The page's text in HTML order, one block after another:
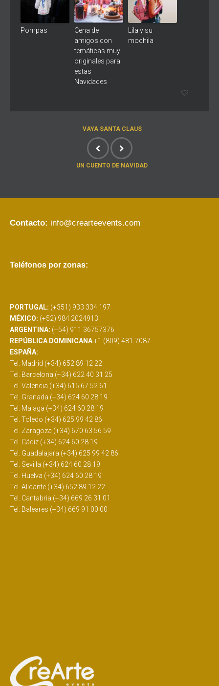
Pompas
Cena de
amigos con
temáticas muy
originales para
estas
Navidades
Lila y su
mochila
VAYA SANTA CLAUS
UN CUENTO DE NAVIDAD
Contacto: info@crearteevents.com
Teléfonos por zonas:
PORTUGAL: (+351) 933 334 197
MÉXICO: (+52) 984 2024913
ARGENTINA: (+54) 911 36757376
REPÚBLICA DOMINICANA+1 (809) 481-7087
ESPAÑA:
Tel. Madrid (+34) 652 89 12 22
Tel. Barcelona (+34) 622 40 31 25
Tel. Valencia (+34) 615 67 52 61
Tel. Granada (+34) 624 60 28 19
Tel. Málaga (+34) 624 60 28 19
Tel. Toledo (+34) 625 99 42 86
Tel. Zaragoza (+34) 670 63 56 59
Tel. Cádiz (+34) 624 60 28 19
Tel. Guadalajara (+34) 625 99 42 86
Tel. Sevilla (+34) 624 60 28 19
Tel. Huelva (+34) 624 60 28 19
Tel. Alicante (+34) 652 89 12 22
Tel. Cantabria (+34) 669 26 31 01
Tel. Baleares (+34) 669 91 00 00